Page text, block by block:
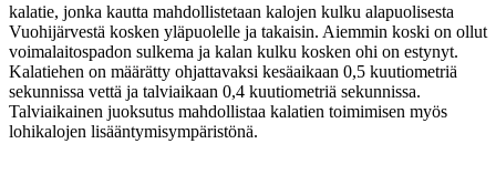
kalatie, jonka kautta mahdollistetaan kalojen kulku alapuolisesta
Vuohijärvestä kosken yläpuolelle ja takaisin. Aiemmin koski on ollut
voimalaitospadon sulkema ja kalan kulku kosken ohi on estynyt.
Kalatiehen on määrätty ohjattavaksi kesäaikaan 0,5 kuutiometriä
sekunnissa vettä ja talviaikaan 0,4 kuutiometriä sekunnissa.
Talviaikainen juoksutus mahdollistaa kalatien toimimisen myös
lohikalojen lisääntymisympäristönä.